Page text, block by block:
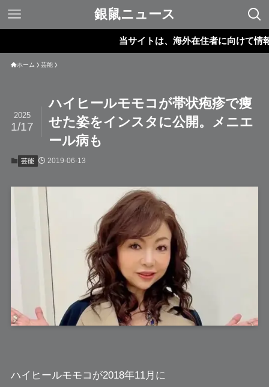
銀鼠ニュース
当サイトは、海外在住者に向けて情報を
ホーム 芸能
ハイヒールモモコが帯状疱疹で痩
せた姿をインスタに公開。メニエ
ール病も
2025
1/17
芸能 2019-06-13
ハイヒールモモコ が2018年11月に